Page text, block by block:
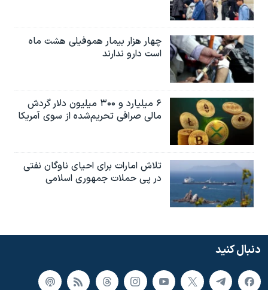
چهار هزار بیمار هموفیلی هشت ماه
است دارو ندارند
۶ میلیارد و ۳۰۰ میلیون دلار گردش
مالی صرافی تحریم‌شده از سوی آمریکا
تلاش امارات برای احیای ناوگان نفتی
در پی حملات جمهوری اسلامی
دنبال کنید